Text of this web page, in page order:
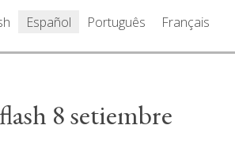
Español Português Français
8 setiembre